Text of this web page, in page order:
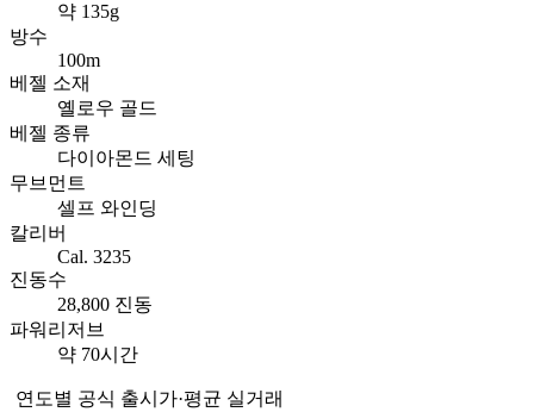
약 135g
방수
100m
베젤 소재
옐로우 골드
베젤 종류
다이아몬드 세팅
무브먼트
셀프 와인딩
칼리버
Cal. 3235
진동수
28,800 진동
파워리저브
약 70시간
연도별 공식 출시가·평균 실거래